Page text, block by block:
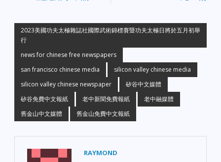
2023美國功夫太極雜誌社國際武術錦標賽暨功夫太極日將於五月初舉
行
news for chinese free newspapers
san francisco chinese media
silicon valley chinese media
silicon valley chinese newspaper
矽谷中文媒體
矽谷免費中文報紙
老中新聞免費報紙
老中融媒體
舊金山中文媒體
舊金山免費中文報紙
RAYMOND